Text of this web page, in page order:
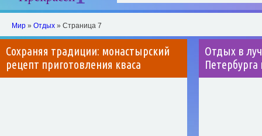
Мир » Отдых » Страница 7
Сохраняя традиции: монастырский
рецепт приготовления кваса
Отдых в